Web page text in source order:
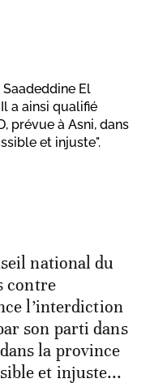
El
a ainsi qualifié
prévue à Asni, dans
et injuste".
national du
contre
l’interdiction
son parti dans
la province
et injuste...